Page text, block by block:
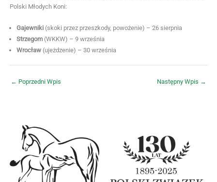
Polski Młodych Koni:
Gajewniki (skoki przez przeszkody, powożenie) – 26 sierpnia
Strzegom (WKKW) – 9 września
Wrocław (ujeżdzenie) – 30 września
← Poprzedni Wpis Następny Wpis →